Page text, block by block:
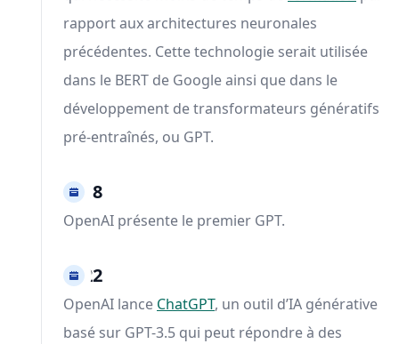
rapport aux architectures neuronales
précédentes. Cette technologie serait utilisée
dans le BERT de Google ainsi que dans le
développement de transformateurs génératifs
pré-entraînés, ou GPT.
2018
OpenAI présente le premier GPT.
2022
OpenAI lance ChatGPT, un outil d’IA générative
basé sur GPT-3.5 qui peut répondre à des